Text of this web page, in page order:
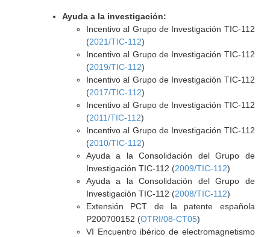
Ayuda a la investigación:
Incentivo al Grupo de Investigación TIC-112
(2021/TIC-112)
Incentivo al Grupo de Investigación TIC-112
(2019/TIC-112)
Incentivo al Grupo de Investigación TIC-112
(2017/TIC-112)
Incentivo al Grupo de Investigación TIC-112
(2011/TIC-112)
Incentivo al Grupo de Investigación TIC-112
(2010/TIC-112)
Ayuda a la Consolidación del Grupo de
Investigación TIC-112 (2009/TIC-112)
Ayuda a la Consolidación del Grupo de
Investigación TIC-112 (2008/TIC-112)
Extensión PCT de la patente española
P200700152 (OTRI/08-CT05)
VI Encuentro ibérico de electromagnetismo